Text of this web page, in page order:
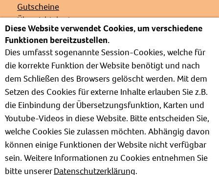
Gutscheine
Übersichtskarte
Veranstaltungen
Presse
Links
Partnerverbände
Barrierefrei
Weg zur Kur
Kur- und Wellnesslexikon
Informationen zum Verband
Positionspapiere
Diese Website verwendet Cookies, um verschiedene
Funktionen bereitzustellen.
Dies umfasst sogenannte Session-Cookies, welche für
die korrekte Funktion der Website benötigt und nach
dem Schließen des Browsers gelöscht werden. Mit dem
Setzen des Cookies für externe Inhalte erlauben Sie z.B.
die Einbindung der Übersetzungsfunktion, Karten und
Youtube-Videos in diese Website. Bitte entscheiden Sie,
welche Cookies Sie zulassen möchten. Abhängig davon
können einige Funktionen der Website nicht verfügbar
sein. Weitere Informationen zu Cookies entnehmen Sie
bitte unsererDatenschutzerklärung.